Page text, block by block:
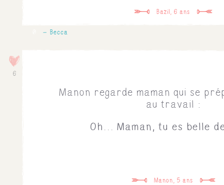
Bazil, 6 ans
Becca
Manon regarde maman qui se
au travail :
Oh... Maman, tu es belle
Manon, 5 ans
6